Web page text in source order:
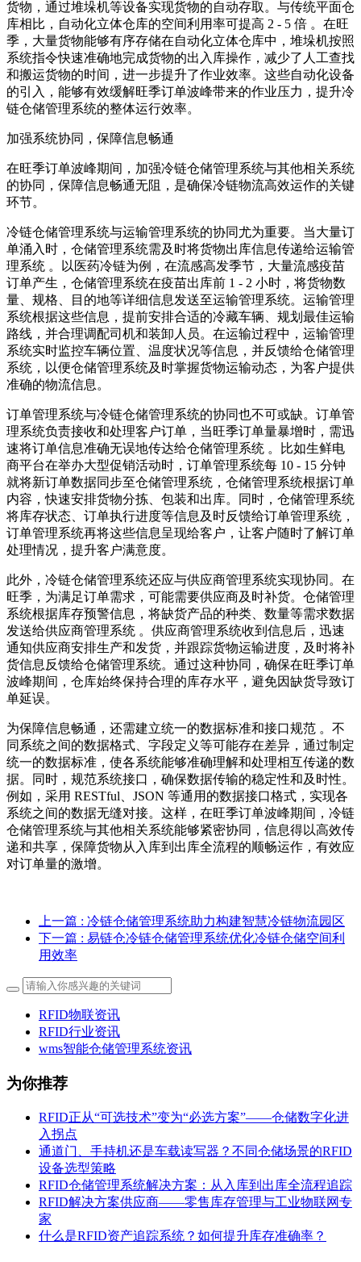
货物，通过堆垛机等设备实现货物的自动存取。与传统平面仓
库相比，自动化立体仓库的空间利用率可提高 2 - 5 倍 。在旺
季，大量货物能够有序存储在自动化立体仓库中，堆垛机按照
系统指令快速准确地完成货物的出入库操作，减少了人工查找
和搬运货物的时间，进一步提升了作业效率。这些自动化设备
的引入，能够有效缓解旺季订单波峰带来的作业压力，提升冷
链仓储管理系统的整体运行效率。
加强系统协同，保障信息畅通
在旺季订单波峰期间，加强冷链仓储管理系统与其他相关系统
的协同，保障信息畅通无阻，是确保冷链物流高效运作的关键
环节。
冷链仓储管理系统与运输管理系统的协同尤为重要。当大量订
单涌入时，仓储管理系统需及时将货物出库信息传递给运输管
理系统 。以医药冷链为例，在流感高发季节，大量流感疫苗
订单产生，仓储管理系统在疫苗出库前 1 - 2 小时，将货物数
量、规格、目的地等详细信息发送至运输管理系统。运输管理
系统根据这些信息，提前安排合适的冷藏车辆、规划最佳运输
路线，并合理调配司机和装卸人员。在运输过程中，运输管理
系统实时监控车辆位置、温度状况等信息，并反馈给仓储管理
系统，以便仓储管理系统及时掌握货物运输动态，为客户提供
准确的物流信息。
订单管理系统与冷链仓储管理系统的协同也不可或缺。订单管
理系统负责接收和处理客户订单，当旺季订单量暴增时，需迅
速将订单信息准确无误地传达给仓储管理系统 。比如生鲜电
商平台在举办大型促销活动时，订单管理系统每 10 - 15 分钟
就将新订单数据同步至仓储管理系统，仓储管理系统根据订单
内容，快速安排货物分拣、包装和出库。同时，仓储管理系统
将库存状态、订单执行进度等信息及时反馈给订单管理系统，
订单管理系统再将这些信息呈现给客户，让客户随时了解订单
处理情况，提升客户满意度。
此外，冷链仓储管理系统还应与供应商管理系统实现协同。在
旺季，为满足订单需求，可能需要供应商及时补货。仓储管理
系统根据库存预警信息，将缺货产品的种类、数量等需求数据
发送给供应商管理系统 。供应商管理系统收到信息后，迅速
通知供应商安排生产和发货，并跟踪货物运输进度，及时将补
货信息反馈给仓储管理系统。通过这种协同，确保在旺季订单
波峰期间，仓库始终保持合理的库存水平，避免因缺货导致订
单延误。
为保障信息畅通，还需建立统一的数据标准和接口规范 。不
同系统之间的数据格式、字段定义等可能存在差异，通过制定
统一的数据标准，使各系统能够准确理解和处理相互传递的数
据。同时，规范系统接口，确保数据传输的稳定性和及时性。
例如，采用 RESTful、JSON 等通用的数据接口格式，实现各
系统之间的数据无缝对接。这样，在旺季订单波峰期间，冷链
仓储管理系统与其他相关系统能够紧密协同，信息得以高效传
递和共享，保障货物从入库到出库全流程的顺畅运作，有效应
对订单量的激增。
上一篇 : 冷链仓储管理系统助力构建智慧冷链物流园区
下一篇 : 易链仓冷链仓储管理系统优化冷链仓储空间利
用效率
RFID物联资讯
RFID行业资讯
wms智能仓储管理系统资讯
为你推荐
RFID正从“可选技术”变为“必选方案”——仓储数字化进
入拐点
通道门、手持机还是车载读写器？不同仓储场景的RFID
设备选型策略
RFID仓储管理系统解决方案：从入库到出库全流程追踪
RFID解决方案供应商——零售库存管理与工业物联网专
家
什么是RFID资产追踪系统？如何提升库存准确率？